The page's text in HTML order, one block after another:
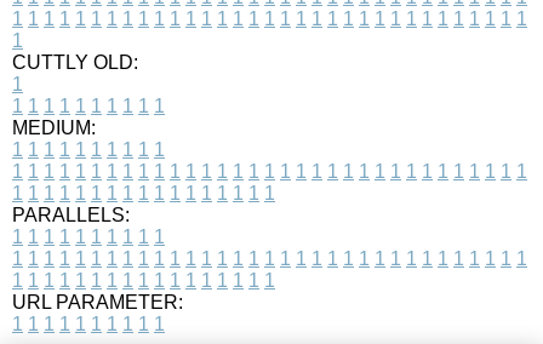
1 1 1 1 1 1 1 1 1 1 1 1 1 1 1 1 1 1 1 1 1 1 1 1 1 1 1 1 1 1 1 1 1
1
CUTTLY OLD:
1
1 1 1 1 1 1 1 1 1 1
MEDIUM:
1 1 1 1 1 1 1 1 1 1
1 1 1 1 1 1 1 1 1 1 1 1 1 1 1 1 1 1 1 1 1 1 1 1 1 1 1 1 1 1 1 1 1
1 1 1 1 1 1 1 1 1 1 1 1 1 1 1 1 1
PARALLELS:
1 1 1 1 1 1 1 1 1 1
1 1 1 1 1 1 1 1 1 1 1 1 1 1 1 1 1 1 1 1 1 1 1 1 1 1 1 1 1 1 1 1 1
1 1 1 1 1 1 1 1 1 1 1 1 1 1 1 1 1
URL PARAMETER:
1 1 1 1 1 1 1 1 1 1